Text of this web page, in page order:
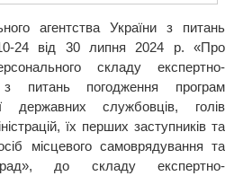
агентства України з питань
24 від 30 липня 2024 р. «Про
складу експертно-
з питань погодження програм
державних службовців, голів
їх перших заступників та
місцевого самоврядування та
рад», до складу експертно-